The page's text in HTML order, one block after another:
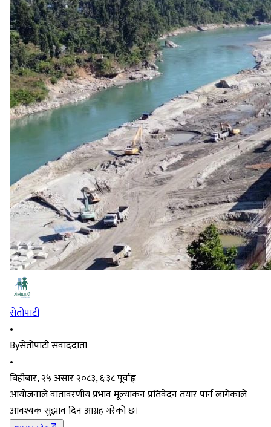
सेतोपाटी
•
Byसेतोपाटी संवाददाता
•
बिहीबार, २५ असार २०८३, ६:३८ पूर्वाह्न
आयोजनाले वातावरणीय प्रभाव मूल्यांकन प्रतिवेदन तयार पार्न लागेकाले
आवश्यक सुझाव दिन आग्रह गरेको छ।